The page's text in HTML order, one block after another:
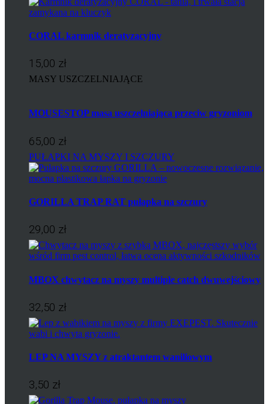
CORAL karmnik deratyzacyjny
15,00 zł
MASY USZCZELNIAJĄCE
MOUSESTOP masa uszczelniająca przeciw gryzoniom
65,00 zł
PUŁAPKI NA MYSZY I SZCZURY
GORILLA TRAP RAT pułapka na szczury
29,00 zł
MBOX chwytacz na myszy multiple catch dwuwejściowy
32,50 zł
LEP NA MYSZY z atraktantem waniliowym
3,50 zł